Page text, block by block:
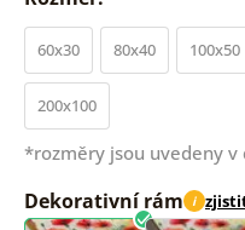
60x30 80x40 100x50
200x100
*rozměry jsou uvedeny v
Dekorativní rám i